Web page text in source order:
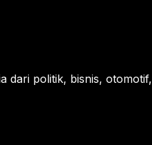
dari politik, bisnis, otomotif,